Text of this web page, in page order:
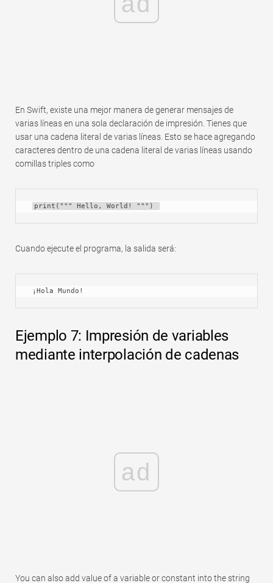
En Swift, existe una mejor manera de generar mensajes de
varias líneas en una sola declaración de impresión. Tienes que
usar una cadena literal de varias líneas. Esto se hace agregando
caracteres dentro de una cadena literal de varias líneas usando
comillas triples como
print(""" Hello, World! """)
Cuando ejecute el programa, la salida será:
¡Hola Mundo!
Ejemplo 7: Impresión de variables
mediante interpolación de cadenas
ad
You can also add value of a variable or constant into the string